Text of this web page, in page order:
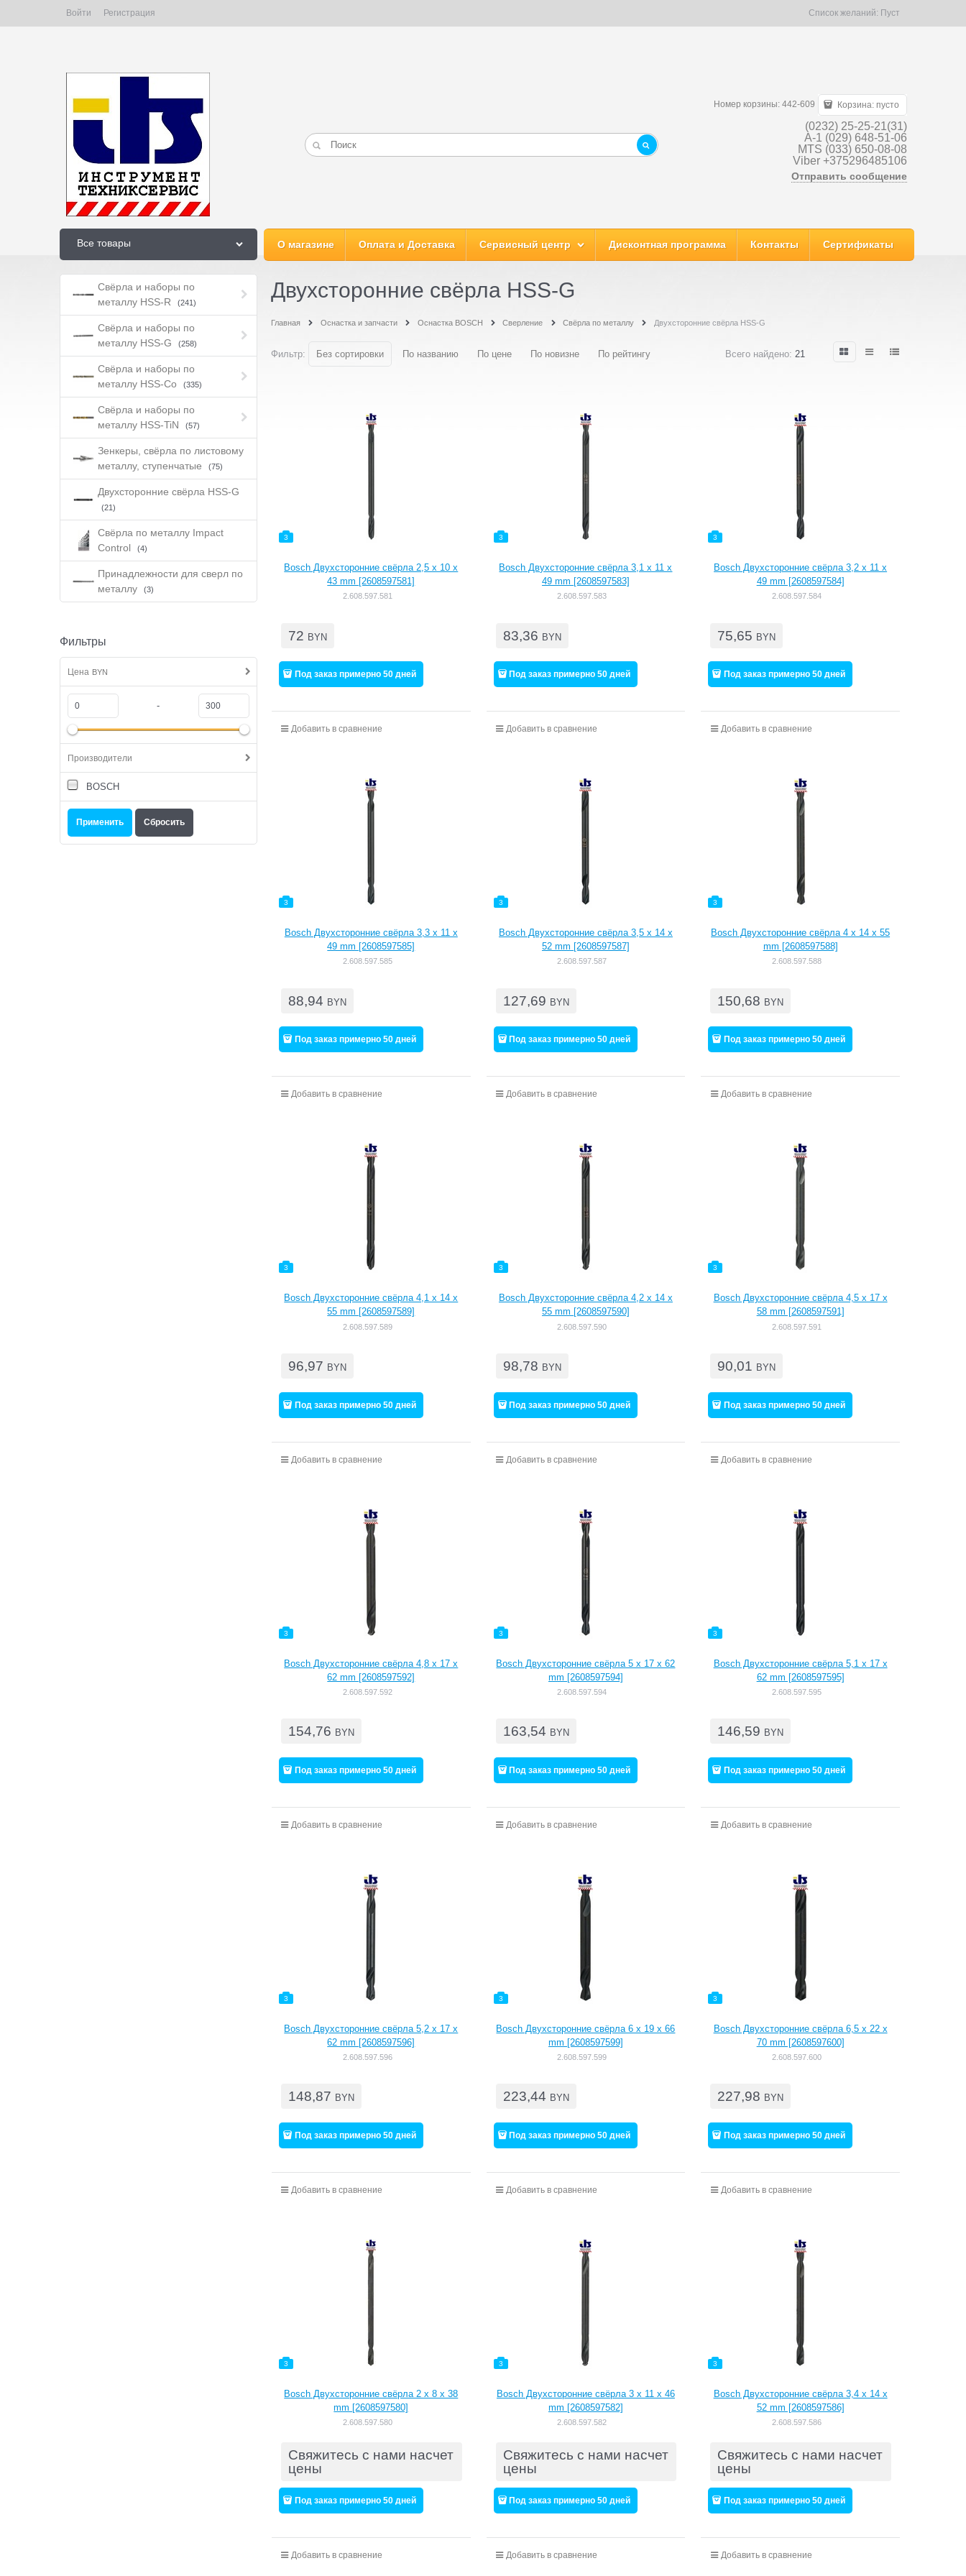
Войти Регистрация Список желаний: Пуст
Номер корзины: 442-609 Корзина: пусто
(0232) 25-25-21(31)
A-1 (029) 648-51-06
MTS (033) 650-08-08
Viber +375296485106
Отправить сообщение
Все товары О магазине Оплата и Доставка Сервисный центр Дисконтная программа Контакты Сертификаты
Свёрла и наборы по
металлу HSS-R
(241)
Свёрла и наборы по
металлу HSS-G
(258)
Свёрла и наборы по
металлу HSS-Co
(335)
Свёрла и наборы по
металлу HSS-TiN
(57)
Зенкеры, свёрла по листовому
металлу, ступенчатые
(75)
Двухсторонние свёрла HSS-G
(21)
Свёрла по металлу Impact
Control
(4)
Принадлежности для сверл по
металлу
(3)
Фильтры
Цена BYN
-
Производители
BOSCH
Двухсторонние свёрла HSS-G
Главная Оснастка и запчасти Оснастка BOSCH Сверление Свёрла по металлу Двухсторонние свёрла HSS-G
Фильтр: Без сортировки По названию По цене По новизне По рейтингу Всего найдено: 21
3
Bosch Двухсторонние свёрла 2,5 x 10 x
43 mm [2608597581]
2.608.597.581
72 BYN
Под заказ примерно 50 дней
Добавить в сравнение
3
Bosch Двухсторонние свёрла 3,1 x 11 x
49 mm [2608597583]
2.608.597.583
83,36 BYN
Под заказ примерно 50 дней
Добавить в сравнение
3
Bosch Двухсторонние свёрла 3,2 x 11 x
49 mm [2608597584]
2.608.597.584
75,65 BYN
Под заказ примерно 50 дней
Добавить в сравнение
3
Bosch Двухсторонние свёрла 3,3 x 11 x
49 mm [2608597585]
2.608.597.585
88,94 BYN
Под заказ примерно 50 дней
Добавить в сравнение
3
Bosch Двухсторонние свёрла 3,5 x 14 x
52 mm [2608597587]
2.608.597.587
127,69 BYN
Под заказ примерно 50 дней
Добавить в сравнение
3
Bosch Двухсторонние свёрла 4 x 14 x 55
mm [2608597588]
2.608.597.588
150,68 BYN
Под заказ примерно 50 дней
Добавить в сравнение
3
Bosch Двухсторонние свёрла 4,1 x 14 x
55 mm [2608597589]
2.608.597.589
96,97 BYN
Под заказ примерно 50 дней
Добавить в сравнение
3
Bosch Двухсторонние свёрла 4,2 x 14 x
55 mm [2608597590]
2.608.597.590
98,78 BYN
Под заказ примерно 50 дней
Добавить в сравнение
3
Bosch Двухсторонние свёрла 4,5 x 17 x
58 mm [2608597591]
2.608.597.591
90,01 BYN
Под заказ примерно 50 дней
Добавить в сравнение
3
Bosch Двухсторонние свёрла 4,8 x 17 x
62 mm [2608597592]
2.608.597.592
154,76 BYN
Под заказ примерно 50 дней
Добавить в сравнение
3
Bosch Двухсторонние свёрла 5 x 17 x 62
mm [2608597594]
2.608.597.594
163,54 BYN
Под заказ примерно 50 дней
Добавить в сравнение
3
Bosch Двухсторонние свёрла 5,1 x 17 x
62 mm [2608597595]
2.608.597.595
146,59 BYN
Под заказ примерно 50 дней
Добавить в сравнение
3
Bosch Двухсторонние свёрла 5,2 x 17 x
62 mm [2608597596]
2.608.597.596
148,87 BYN
Под заказ примерно 50 дней
Добавить в сравнение
3
Bosch Двухсторонние свёрла 6 x 19 x 66
mm [2608597599]
2.608.597.599
223,44 BYN
Под заказ примерно 50 дней
Добавить в сравнение
3
Bosch Двухсторонние свёрла 6,5 x 22 x
70 mm [2608597600]
2.608.597.600
227,98 BYN
Под заказ примерно 50 дней
Добавить в сравнение
3
Bosch Двухсторонние свёрла 2 x 8 x 38
mm [2608597580]
2.608.597.580
Свяжитесь с нами насчет
цены
Под заказ примерно 50 дней
Добавить в сравнение
3
Bosch Двухсторонние свёрла 3 x 11 x 46
mm [2608597582]
2.608.597.582
Свяжитесь с нами насчет
цены
Под заказ примерно 50 дней
Добавить в сравнение
3
Bosch Двухсторонние свёрла 3,4 x 14 x
52 mm [2608597586]
2.608.597.586
Свяжитесь с нами насчет
цены
Под заказ примерно 50 дней
Добавить в сравнение